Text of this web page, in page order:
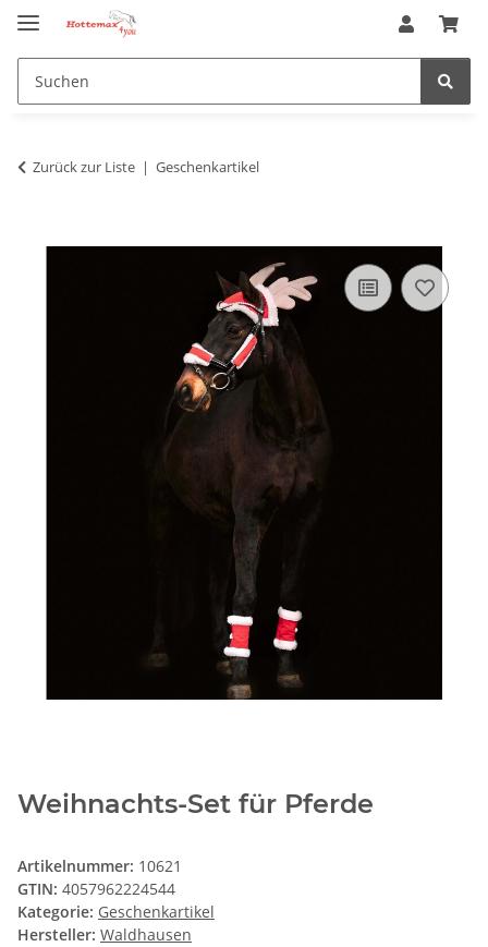
Zurück zur Liste Geschenkartikel
Weihnachts-Set für Pferde
Artikelnummer: 10621
GTIN: 4057962224544
Kategorie: Geschenkartikel
Hersteller: Waldhausen